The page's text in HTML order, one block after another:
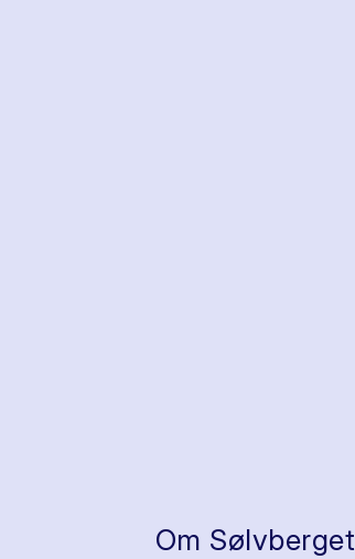
Om Sølvberget